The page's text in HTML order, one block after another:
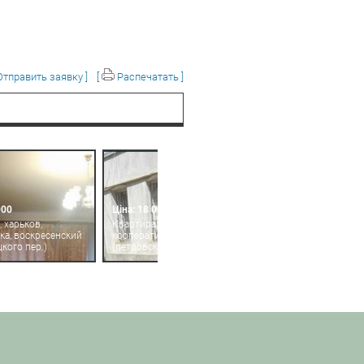
заявку ] Распечатать ]
харьков,
воскресенский
пер.)
Ціна: 18 000
Квартира, харьков, центр,
кооперативная
(петровского)